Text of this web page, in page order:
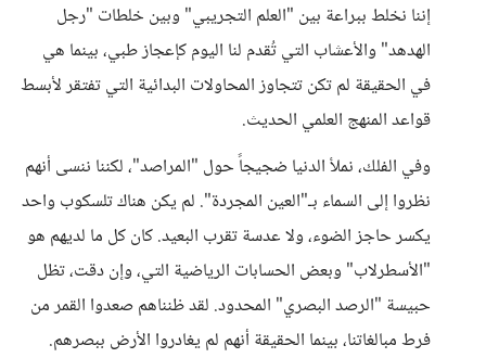
إننا نخلط ببراعة بين "العلم التجريبي" وبين خلطات "رجل
الهدهد" والأعشاب التي تُقدم لنا اليوم كإعجاز طبي، بينما هي
في الحقيقة لم تكن تتجاوز المحاولات البدائية التي تفتقر لأبسط
قواعد المنهج العلمي الحديث.
وفي الفلك، نملأ الدنيا ضجيجاً حول "المراصد"، لكننا ننسى أنهم
نظروا إلى السماء بـ"العين المجردة". لم يكن هناك تلسكوب واحد
يكسر حاجز الضوء، ولا عدسة تقرب البعيد. كان كل ما لديهم هو
"الأسطرلاب" وبعض الحسابات الرياضية التي، وإن دقت، تظل
حبيسة "الرصد البصري" المحدود. لقد ظنناهم صعدوا القمر من
فرط مبالغاتنا، بينما الحقيقة أنهم لم يغادروا الأرض ببصرهم.